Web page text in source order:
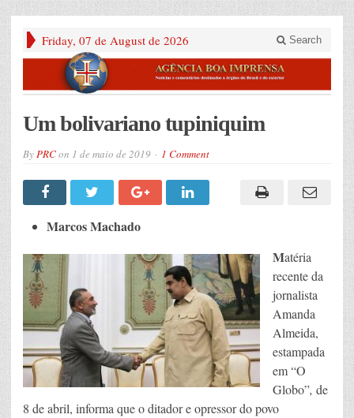
Friday, 07 de August de 2026 Search
Um bolivariano tupiniquim
ByPRCon 1 de maio de 2019 1 Comment
Marcos Machado
Matéria
recente da
jornalista
Amanda
Almeida,
estampada
em “O
Globo”, de
8 de abril, informa que o ditador e opressor do povo